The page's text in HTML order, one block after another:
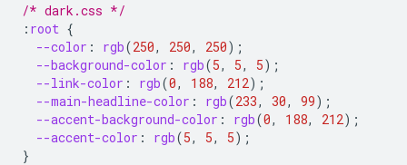
/* dark.css */
: root {
--color : rgb(250, 250, 250);
--background-color : rgb(5, 5, 5);
--link-color : rgb(0, 188, 212);
--main-headline-color : rgb(233, 30, 99);
--accent-background-color : rgb(0, 188, 212);
--accent-color : rgb(5, 5, 5);
}